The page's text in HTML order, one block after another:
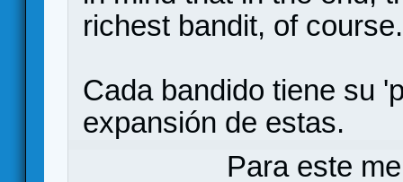
richest bandit, of
Cada bandido tiene su
expansión de estas.
Para este